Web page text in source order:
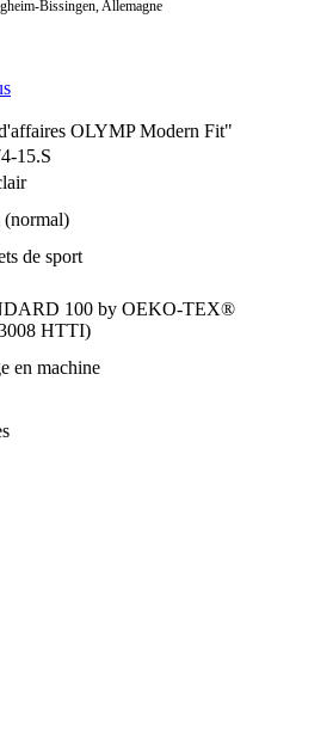
Bissingen, Allemagne
OLYMP Modern Fit"
15.S
(normal)
de sport
100 by OEKO-TEX®
HTTI)
en machine